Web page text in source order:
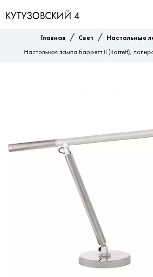
Главная / Свет / Настольные
Настольная лампа Барретт II (Barrett),